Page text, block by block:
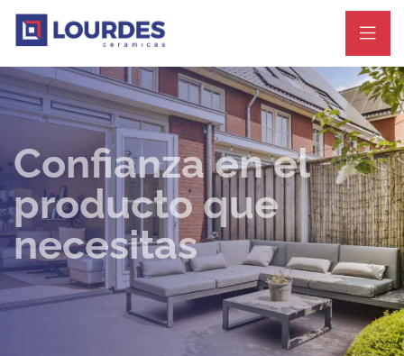
Confianza en el
producto que
necesitas
CONTACTANOS